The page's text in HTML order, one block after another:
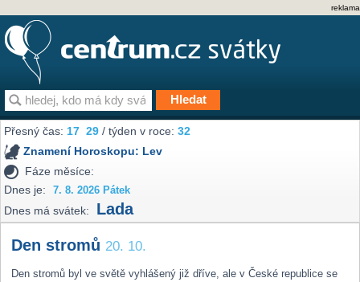
reklama
Přesný čas:17 29 / týden v roce:32
Znamení Horoskopu: Lev
Fáze měsíce:
Dnes je:
7. 8. 2026 Pátek
Dnes má svátek: Lada
Den stromů 20. 10.
Den stromů byl ve světě vyhlášený již dříve, ale v České republice se